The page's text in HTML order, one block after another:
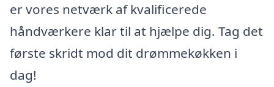
er vores netværk af kvalificerede
håndværkere klar til at hjælpe dig. Tag det
første skridt mod dit drømmekøkken i
dag!